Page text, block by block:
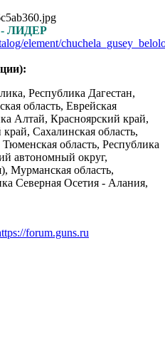
- ЛИДЕР
element/
Республика Дагестан,
область, Еврейская
Алтай, Красноярский край,
Сахалинская область,
область, Республика
автономный округ,
Мурманская область,
Северная Осетия - Алания,
forum.guns.ru